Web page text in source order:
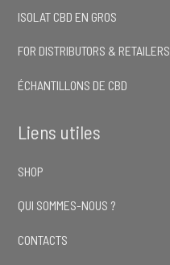
ISOLAT CBD EN GROS
FOR DISTRIBUTORS & RETAILERS
ÉCHANTILLONS DE CBD
Liens utiles
SHOP
QUI SOMMES-NOUS ?
CONTACTS